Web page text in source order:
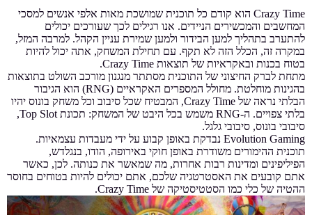
Crazy Time הוא קודם כל תוכנית שמושכת מאות אלפי אנשים למסכי
המחשבים והמכשירים הניידים. אנו רגילים לכך שעורכים יכולים
להתערב בתהליך למען הבידור ולמען שמירת עניין הקהל. למרבה המזל,
במקרה זה, הכלל הזה לא תקף. עם תחילת המשחק, אתה יכול להיות
בטוח בכנות ובאקראיות של תוצאות Crazy Time.
מתחת לברק החיצוני של התוכנית מסתתר מנגנון מורכב השולט בתוצאות
בהגינות מוחלטת. מחולל המספרים האקראיים (RNG) הוא הגיבור
הבלתי נראה של Crazy Time, המבטיח שכל סיבוב וכל משחק בונוס יהיו
בלתי צפויים. ה-RNG משמש בכל היבט של המשחק: תכונת Top Slot,
סיבובי בונוס, סיבובי גלגל.
Evolution Gaming נבדקת באופן קבוע על ידי מעבדות עצמאיות.
תוכנית ההימורים משודרת באופן חוקי באירופה, הודו, בנגלדש,
הפיליפינים ומדינות רבות אחרות, מה שמאשר את כנותה. לכן, כאשר
אתם קובעים את האסטרטגיה שלכם, אתם יכולים להיות בטוחים בחוסר
ההטיה של כלי כמו הסטטיסטיקה של Crazy Time.